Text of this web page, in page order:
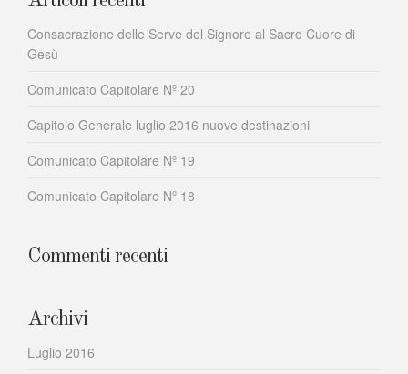
Consacrazione delle Serve del Signore al Sacro Cuore di
Gesù
Comunicato Capitolare Nº 20
Capitolo Generale luglio 2016 nuove destinazioni
Comunicato Capitolare Nº 19
Comunicato Capitolare Nº 18
Commenti recenti
Archivi
Luglio 2016